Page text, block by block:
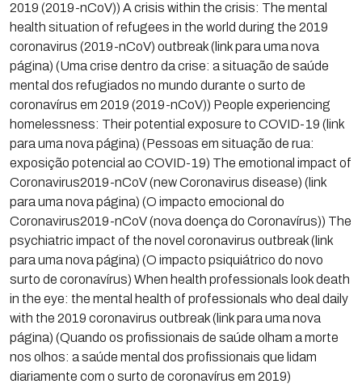
2019 (2019-nCoV)) A crisis within the crisis: The mental
health situation of refugees in the world during the 2019
coronavirus (2019-nCoV) outbreak (link para uma nova
página) (Uma crise dentro da crise: a situação de saúde
mental dos refugiados no mundo durante o surto de
coronavírus em 2019 (2019-nCoV)) People experiencing
homelessness: Their potential exposure to COVID-19 (link
para uma nova página) (Pessoas em situação de rua:
exposição potencial ao COVID-19) The emotional impact of
Coronavirus2019-nCoV (new Coronavirus disease) (link
para uma nova página) (O impacto emocional do
Coronavirus2019-nCoV (nova doença do Coronavírus)) The
psychiatric impact of the novel coronavirus outbreak (link
para uma nova página) (O impacto psiquiátrico do novo
surto de coronavírus) When health professionals look death
in the eye: the mental health of professionals who deal daily
with the 2019 coronavirus outbreak (link para uma nova
página) (Quando os profissionais de saúde olham a morte
nos olhos: a saúde mental dos profissionais que lidam
diariamente com o surto de coronavírus em 2019)